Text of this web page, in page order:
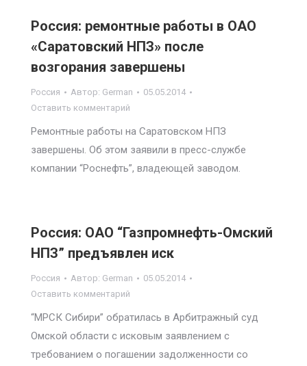
Россия: ремонтные работы в ОАО
«Саратовский НПЗ» после
возгорания завершены
Россия Автор: German
05.05.2014
Оставить комментарий
Ремонтные работы на Саратовском НПЗ
завершены. Об этом заявили в пресс-службе
компании “Роснефть”, владеющей заводом.
Россия: ОАО “Газпромнефть-Омский
НПЗ” предъявлен иск
Россия Автор: German
05.05.2014
Оставить комментарий
“МРСК Сибири” обратилась в Арбитражный суд
Омской области с исковым заявлением с
требованием о погашении задолженности со